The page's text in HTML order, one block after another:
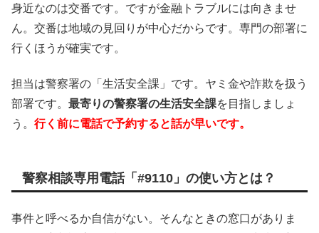
身近なのは交番です。ですが金融トラブルには向きませ
ん。交番は地域の見回りが中心だからです。専門の部署に
行くほうが確実です。
担当は警察署の「生活安全課」です。ヤミ金や詐欺を扱う
部署です。 最寄りの警察署の生活安全課を目指しましょ
う。 行く前に電話で予約すると話が早いです。
警察相談専用電話「#9110」の使い方とは？
事件と呼べるか自信がない。そんなときの窓口がありま